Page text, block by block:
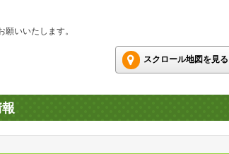
いいたします。
スクロール地図を見る